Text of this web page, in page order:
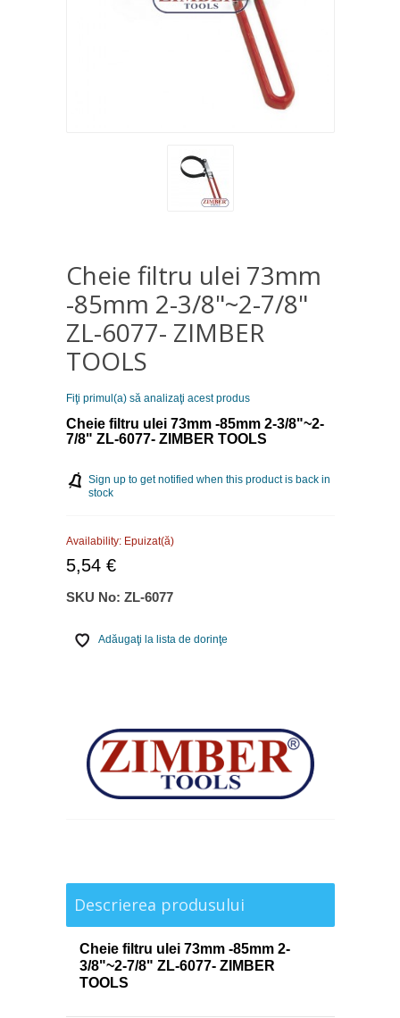
Cheie filtru ulei 73mm
-85mm 2-3/8"~2-7/8"
ZL-6077- ZIMBER
TOOLS
Fiţi primul(a) să analizaţi acest produs
Cheie filtru ulei 73mm -85mm 2-3/8"~2-
7/8" ZL-6077- ZIMBER TOOLS
Sign up to get notified when this product is back in
stock
Availability: Epuizat(ă)
5,54 €
SKU No: ZL-6077
Adăugaţi la lista de dorinţe
Descrierea produsului
Cheie filtru ulei 73mm -85mm 2-
3/8"~2-7/8" ZL-6077- ZIMBER
TOOLS